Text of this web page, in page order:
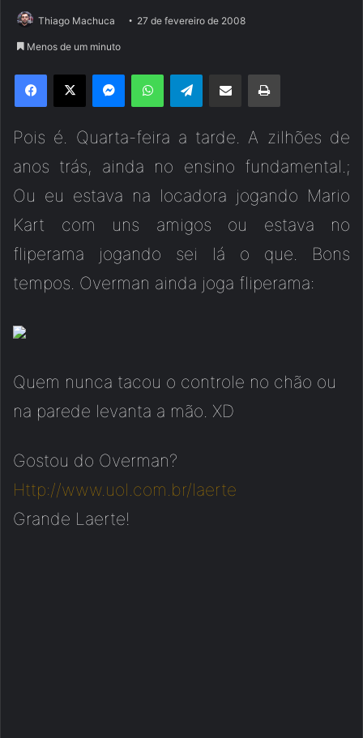
Thiago Machuca 27 de fevereiro de 2008
Menos de um minuto
Pois é. Quarta-feira a tarde. A zilhões de
anos trás, ainda no ensino fundamental.;
Ou eu estava na locadora jogando Mario
Kart com uns amigos ou estava no
fliperama jogando sei lá o que. Bons
tempos. Overman ainda joga fliperama:
Quem nunca tacou o controle no chão ou
na parede levanta a mão. XD
Gostou do Overman?
Http://www.uol.com.br/laerte
Grande Laerte!